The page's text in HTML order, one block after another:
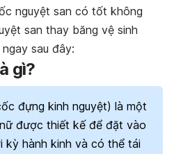
nguyệt san có tốt không
san thay băng vệ sinh
sau đây:
gì?
đựng kinh nguyệt) là một
được thiết kế để đặt vào
kỳ hành kinh và có thể tái